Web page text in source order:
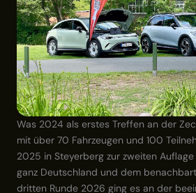
Was 2024 als erstes Treffen an der
mit über 70 Fahrzeugen und 100
2025 in Steyerberg zur zweiten
ganz Deutschland und dem
dritten Runde 2026 ging es an der